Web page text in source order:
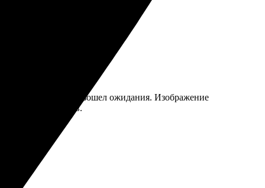
и результат превзошел ожидания. Изображение
для новых заказов.